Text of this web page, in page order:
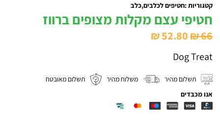
קטגוריות :חטיפים לכלבים כלב
חטיפי עצם מקלות מצופים ברווז
₪66
המחיר
המקורי
היה:
₪ 66.
₪52.80
₪ 52.80.
Dog Treat
תשלום מהיר משלוח מהיר
תשלום מאובטח
אנו מכבדים